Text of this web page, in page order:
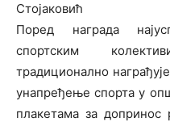
Стојаковић
Поред награда
спортским
традиционално
унапређење спорта у
плакетама за допринос